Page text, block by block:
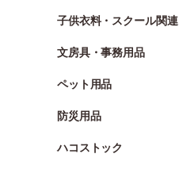
子供衣料・スクール関連
文房具・事務用品
ペット用品
防災用品
ハコストック